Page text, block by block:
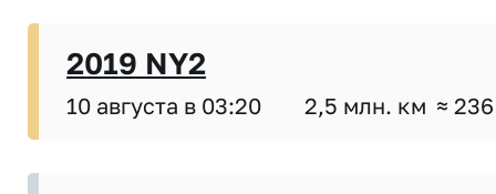
2019 NY2
10 августа в 03:20 2,5 млн. км ≈